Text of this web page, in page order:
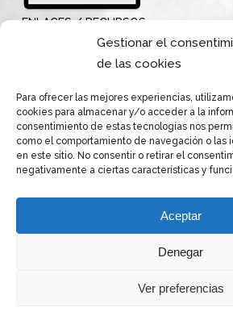
Gestionar el
de las cookies
Para ofrecer las mejores experiencias,
cookies para almacenar y/o acceder a la
consentimiento de estas tecnologías nos
como el comportamiento de navegación o las
en este sitio. No consentir o retirar el
negativamente a ciertas características y
Aceptar
Denegar
Ver preferencias
ENLACES / RECURSOS